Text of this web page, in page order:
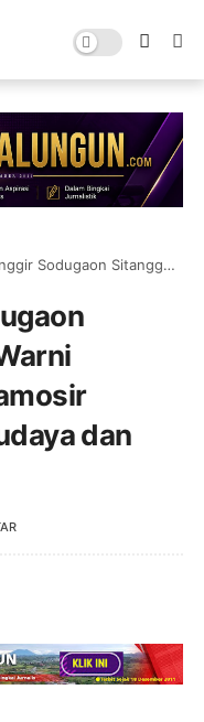
Warna Warni Kehidupan Warga Samosir Ditanah Destinasi Budaya dan Wisata
dan